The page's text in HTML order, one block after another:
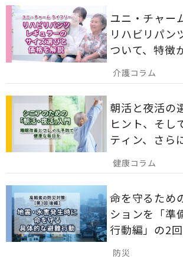
ユニ・チャー
リハビリパン
ついて、特徴
災害備蓄とし
分かりやすく
朝活と夜活の
ヒント、そし
ティン、さら
でを詳しくご
命を守るため
ションを「準
行動編」の2
けしています。